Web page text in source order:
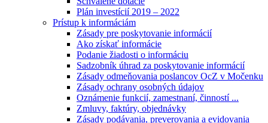
Plán investícií 2019 – 2022
Prístup k informáciám
Zásady pre poskytovanie informácií
Ako získať informácie
Podanie žiadosti o informáciu
Sadzobník úhrad za poskytovanie informácií
Zásady odmeňovania poslancov OcZ v Močenku
Zásady ochrany osobných údajov
Oznámenie funkcií, zamestnaní, činností ...
Zmluvy, faktúry, objednávky
Zásady podávania, preverovania a evidovania